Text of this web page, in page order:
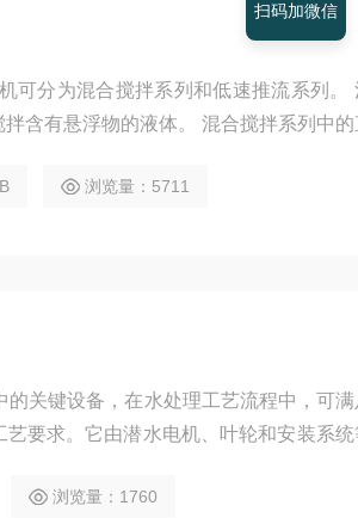
含有悬浮物的液体。 混合搅拌系列中
，安装方便快捷，使用寿命长。
浏览量：5711
关键设备，在水处理工艺流程中，可
要求。它由潜水电机、叶轮和安装系
传统相比，具有结构紧凑。耗能低，效
浏览量：1760
扫码加微信